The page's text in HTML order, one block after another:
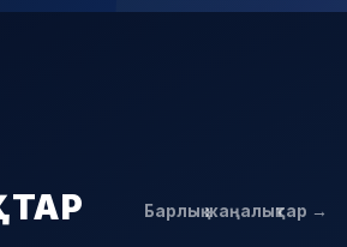
Барлық жаңалықтар →